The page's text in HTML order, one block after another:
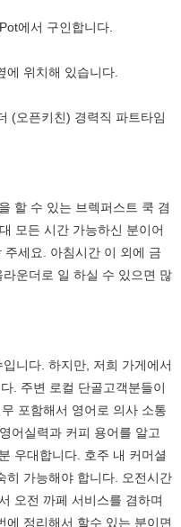
에서 구인합니다.
에 위치해 있습니다.
(오픈키친) 경력직 파트타임
할 수 있는 브렉퍼스트 쿡 겸
모든 시간 가능하신 분이어
세요. 아침시간 이 외에 금
운더로 일 하실 수 있으면 많
니다. 하지만, 저희 가게에서
. 주변 로컬 단골고객분들이
포함해서 영어로 의사 소통
어실력과 커피 용어를 알고
우대합니다. 호주 내 커머셜
히 가능해야 합니다. 오전시간
오전 까페 서비스를 겸하며
에 정리해서 할수 있는 분이면